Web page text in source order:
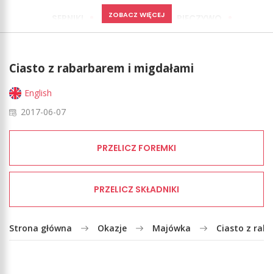
MINI WYPIEKI
LŻEJSZE / ZDROWSZE INNE
ZOBACZ WIĘCEJ
Ciasto z rabarbarem i migdałami
English
2017-06-07
PRZELICZ FOREMKI
PRZELICZ SKŁADNIKI
Strona główna Okazje Majówka Ciasto z